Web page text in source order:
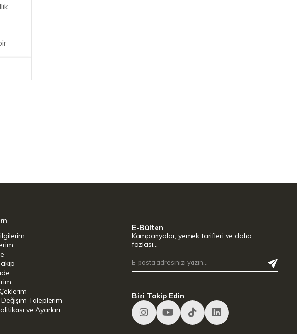
Taleplerim
ve Ayarları
E-Bülten
Kampanyalar, yemek tarifleri ve daha
fazlası…
Bizi Takip Edin